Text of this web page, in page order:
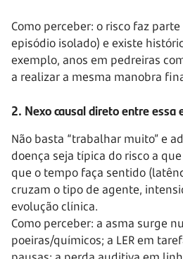
Como perceber: o risco faz
episódio isolado) e existe
exemplo, anos em pedreiras
a realizar a mesma manobra
2. Nexo causal direto entre essa
Não basta “trabalhar muito” e
doença seja típica do risco a
que o tempo faça sentido
cruzam o tipo de agente,
evolução clínica.
Como perceber: a asma surge
poeiras/químicos; a LER em